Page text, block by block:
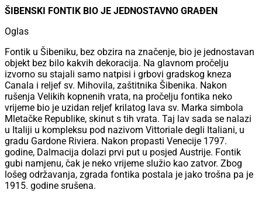
ŠIBENSKI FONTIK BIO JE JEDNOSTAVNO GRAĐEN
Oglas
Fontik u Šibeniku, bez obzira na značenje, bio je jednostavan
objekt bez bilo kakvih dekoracija. Na glavnom pročelju
izvorno su stajali samo natpisi i grbovi gradskog kneza
Canala i reljef sv. Mihovila, zaštitnika Šibenika. Nakon
rušenja Velikih kopnenih vrata, na pročelju fontika neko
vrijeme bio je uzidan reljef krilatog lava sv. Marka simbola
Mletačke Republike, skinut s tih vrata. Taj lav sada se nalazi
u Italiji u kompleksu pod nazivom Vittoriale degli Italiani, u
gradu Gardone Riviera. Nakon propasti Venecije 1797.
godine, Dalmacija dolazi prvi put u posjed Austrije. Fontik
gubi namjenu, čak je neko vrijeme služio kao zatvor. Zbog
lošeg održavanja, zgrada fontika postala je jako trošna pa je
1915. godine srušena.